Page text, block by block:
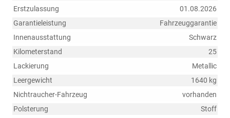
Erstzulassung
01.08.2026
Garantieleistung
Fahrzeuggarantie
Innenausstattung
Schwarz
Kilometerstand
25
Lackierung
Metallic
Leergewicht
1640 kg
Nichtraucher-Fahrzeug
vorhanden
Polsterung
Stoff